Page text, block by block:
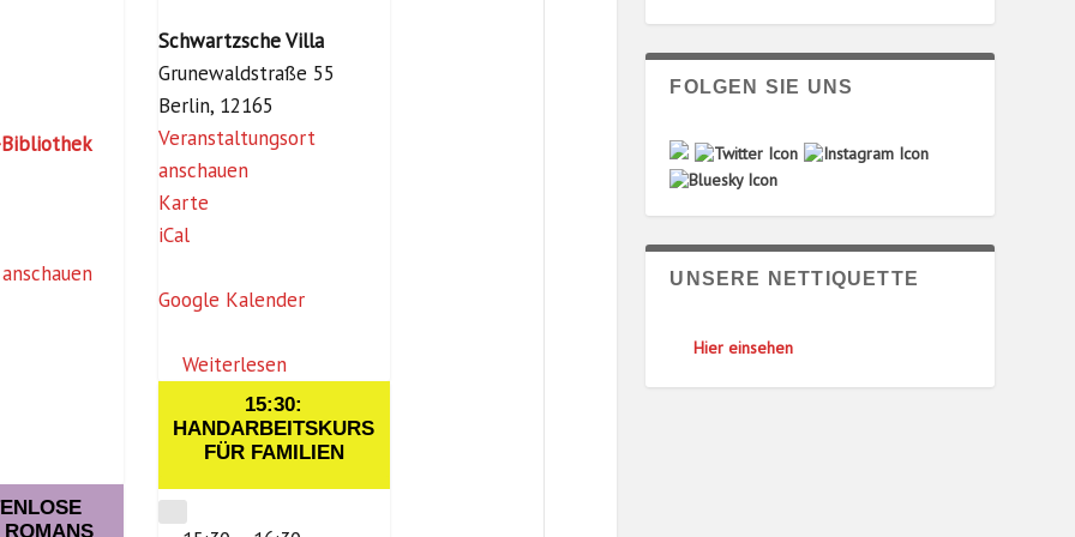
ROMANS
u
m
M
e
r
c
o
-
r
Schwartzsche Villa
Grunewaldstraße 55
Berlin, 12165
Veranstaltungsort
anschauen
KarteS
w
r
z
s
c
iCal
Google Kalender
Weiterlesen
15:30:
HANDARBEITSKURS
FÜR FAMILIEN
CLOSE
FOLGEN SIE UNS
UNSERE NETTIQUETTE
Hier einsehen